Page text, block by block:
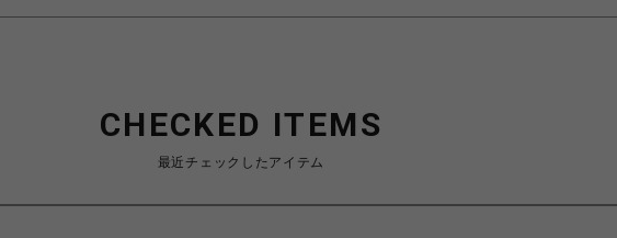
CHECKED ITEMS
最近チェックしたアイテム